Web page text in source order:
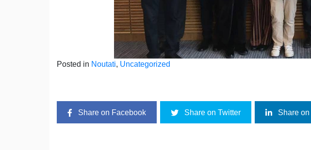
Posted in Noutati, Uncategorized
Share on Facebook Share on Twitter Share